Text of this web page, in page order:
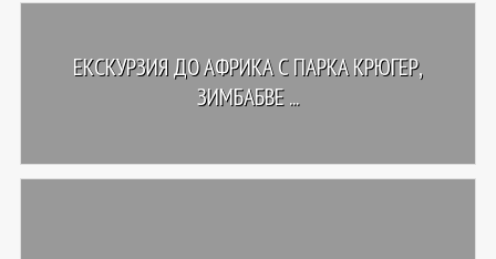
ЕКСКУРЗИЯ ДО АФРИКА С ПАРКА КРЮГЕР,
ЗИМБАБВЕ ...